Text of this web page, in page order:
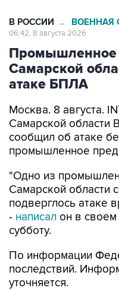
В РОССИИ → ВОЕННАЯ
06:42, 8 августа 2026
Промышленное
Самарской
атаке БПЛА
Москва. 8 августа.
Самарской области
сообщил об атаке
промышленное
"Одно из
Самарской области
подверглось атаке
- написал он в своем
субботу.
По информации
последствий.
уточняется.